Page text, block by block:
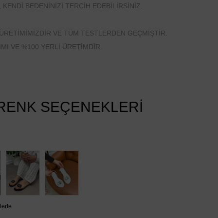
BEDENİNİZİ TERCİH EDEBİLİRSİNİZ.
VE TÜM TESTLERDEN GEÇMİŞTİR.
VE %100 YERLİ ÜRETİMDİR.
SEÇENEKLERİ